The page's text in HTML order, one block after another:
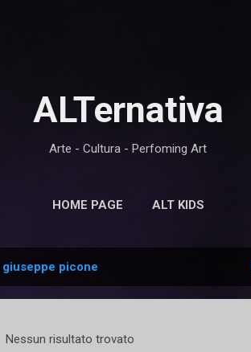
ALTernativa
Arte - Cultura - Perfoming Art
HOME PAGE ALT KIDS
giuseppe picone
Nessun risultato trovato